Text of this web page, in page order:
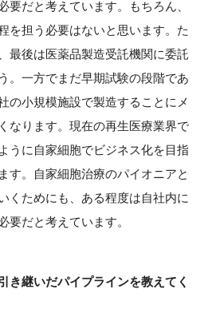
要だと考えています。もちろん、
を担う必要はないと思います。た
最後は医薬品製造受託機関に委託
。一方でまだ早期試験の段階であ
の小規模施設で製造することにメ
なります。現在の再生医療業界で
うに自家細胞でビジネス化を目指
す。自家細胞治療のパイオニアと
くためにも、ある程度は自社内に
要だと考えています。
継いだパイプラインを教えてく